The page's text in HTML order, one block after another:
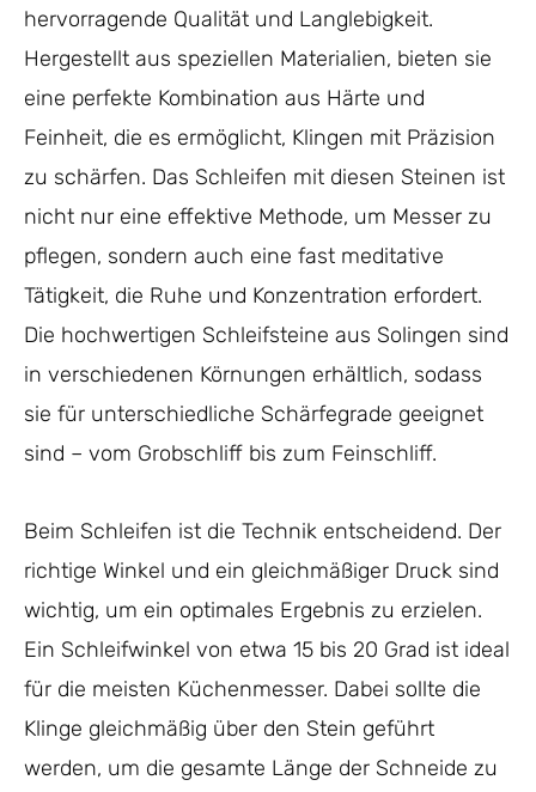
hervorragende Qualität und Langlebigkeit.
Hergestellt aus speziellen Materialien, bieten sie
eine perfekte Kombination aus Härte und
Feinheit, die es ermöglicht, Klingen mit Präzision
zu schärfen. Das Schleifen mit diesen Steinen ist
nicht nur eine effektive Methode, um Messer zu
pflegen, sondern auch eine fast meditative
Tätigkeit, die Ruhe und Konzentration erfordert.
Die hochwertigen Schleifsteine aus Solingen sind
in verschiedenen Körnungen erhältlich, sodass
sie für unterschiedliche Schärfegrade geeignet
sind – vom Grobschliff bis zum Feinschliff.
Beim Schleifen ist die Technik entscheidend. Der
richtige Winkel und ein gleichmäßiger Druck sind
wichtig, um ein optimales Ergebnis zu erzielen.
Ein Schleifwinkel von etwa 15 bis 20 Grad ist ideal
für die meisten Küchenmesser. Dabei sollte die
Klinge gleichmäßig über den Stein geführt
werden, um die gesamte Länge der Schneide zu